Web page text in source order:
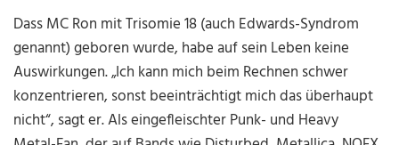
Dass MC Ron mit Trisomie 18 (auch Edwards-Syndrom
genannt) geboren wurde, habe auf sein Leben keine
Auswirkungen. „Ich kann mich beim Rechnen schwer
konzentrieren, sonst beeinträchtigt mich das überhaupt
nicht“, sagt er. Als eingefleischter Punk- und Heavy